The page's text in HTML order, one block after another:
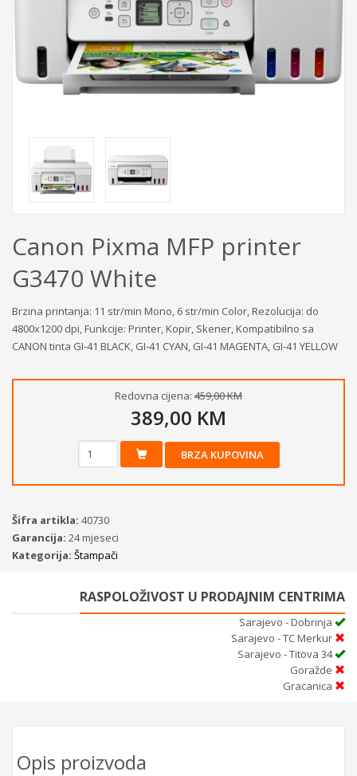
Canon Pixma MFP printer
G3470 White
Brzina printanja: 11 str/min Mono, 6 str/min Color, Rezolucija: do
4800x1200 dpi, Funkcije: Printer, Kopir, Skener, Kompatibilno sa
CANON tinta GI-41 BLACK, GI-41 CYAN, GI-41 MAGENTA, GI-41 YELLOW
Redovna cijena: 459,00 KM
389,00 KM
BRZA KUPOVINA
Šifra artikla: 40730
Garancija: 24 mjeseci
Kategorija: Štampači
RASPOLOŽIVOST U PRODAJNIM CENTRIMA
Sarajevo - Dobrinja
Sarajevo - TC Merkur
Sarajevo - Titova 34
Goražde
Gracanica
Opis proizvoda